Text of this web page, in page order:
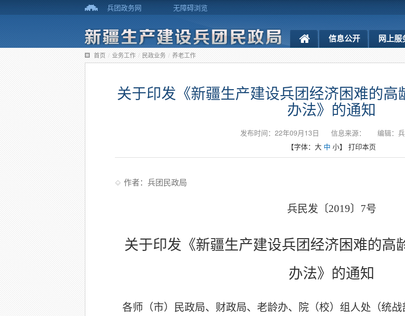
兵团政务网 无障碍浏览
信息公开 网上服
首页 / 业务工作 / 民政业务 / 养老工作
关于印发《新疆生产建设兵团经济困难的高
办法》的通知
发布时间：22年09月13日 信息来源：
编辑：
【字体： 大 中 小】 打印本页
作者：兵团民政局
兵民发〔2019〕 7号
关于印发《新疆生产建设兵团经济困难的高
办法》的通知
各师（市）民政局、财政局、老龄办、院（校）组人处（统战